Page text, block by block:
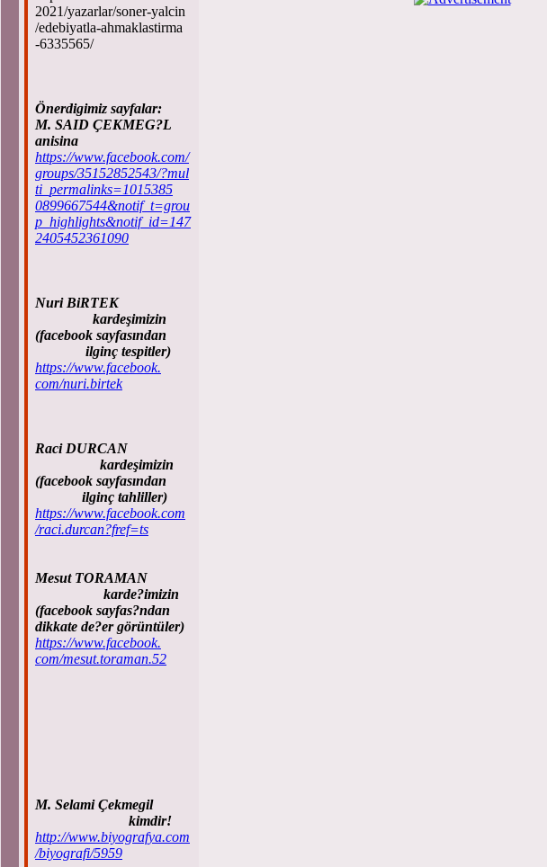
2021/yazarlar/soner-yalcin
/edebiyatla-ahmaklastirma
-6335565/
Önerdigimiz sayfalar:
M. SAID ÇEKMEG?L
anisina
https://www.facebook.com/
groups/35152852543/?mul
ti_permalinks=1015385
0899667544&notif_t=grou
p_highlights&notif_id=147
2405452361090
Nuri BiRTEK
kardeşimizin
(facebook sayfasından
ilginç tespitler)
https://www.facebook.
com/nuri.birtek
Raci DURCAN
kardeşimizin
(facebook sayfasından
ilginç tahliller)
https://www.facebook.com
/raci.durcan?fref=ts
Mesut TORAMAN
karde?imizin
(facebook sayfas?ndan
dikkate de?er görüntüler)
https://www.facebook.
com/mesut.toraman.52
M. Selami Çekmegil
kimdir!
http://www.biyografya.com
/biyografi/5959